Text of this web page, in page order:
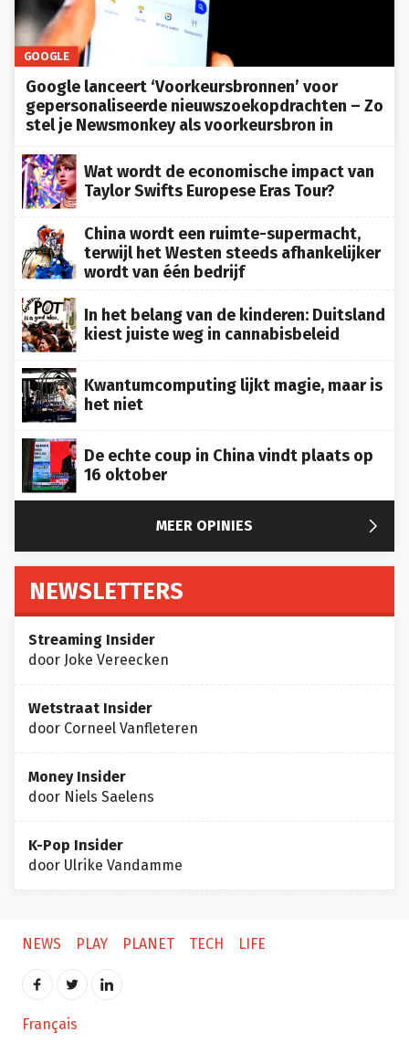
GOOGLE
Google lanceert ‘Voorkeursbronnen’ voor
gepersonaliseerde nieuwszoekopdrachten – Zo
stel je Newsmonkey als voorkeursbron in
Wat wordt de economische impact van
Taylor Swifts Europese Eras Tour?
China wordt een ruimte-supermacht,
terwijl het Westen steeds afhankelijker
wordt van één bedrijf
In het belang van de kinderen: Duitsland
kiest juiste weg in cannabisbeleid
Kwantumcomputing lijkt magie, maar is
het niet
De echte coup in China vindt plaats op
16 oktober
MEER OPINIES 
NEWSLETTERS
Streaming Insider
door Joke Vereecken
Wetstraat Insider
door Corneel Vanfleteren
Money Insider
door Niels Saelens
K-Pop Insider
door Ulrike Vandamme
NEWS PLAY PLANET TECH LIFE
Français